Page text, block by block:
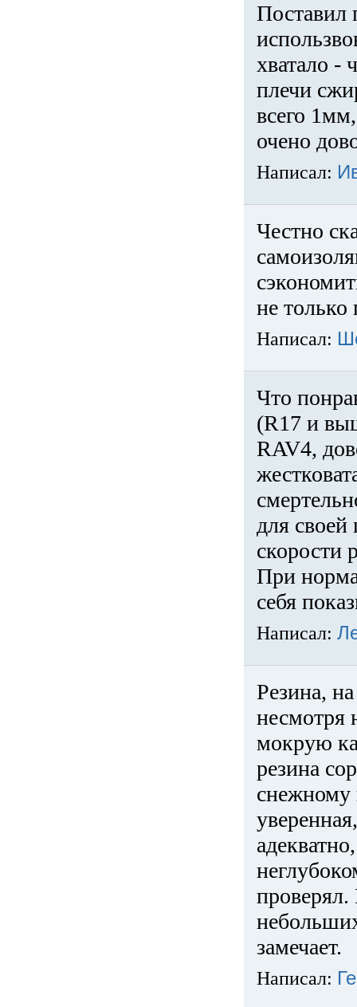
Поставил
хватало -
плечи
всего
очено
Написал:
Честно
не только
Написал:
Что
(R17 и
RAV4,
для
скорости
При
себя
Написал:
Резина,
несмотря
мокрую
резина
снежному
замечает.
Написал: